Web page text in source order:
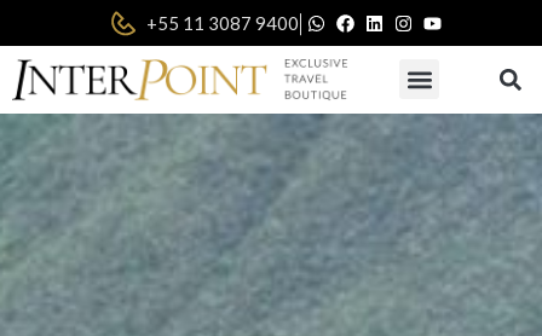
+55 11 3087 9400|